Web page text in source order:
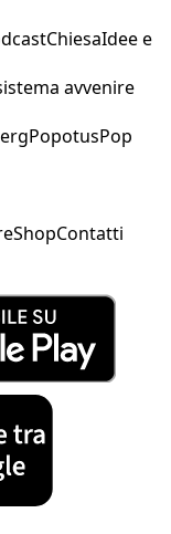
ChiesaIdee e
avvenire
PopotusPop
ShopContatti